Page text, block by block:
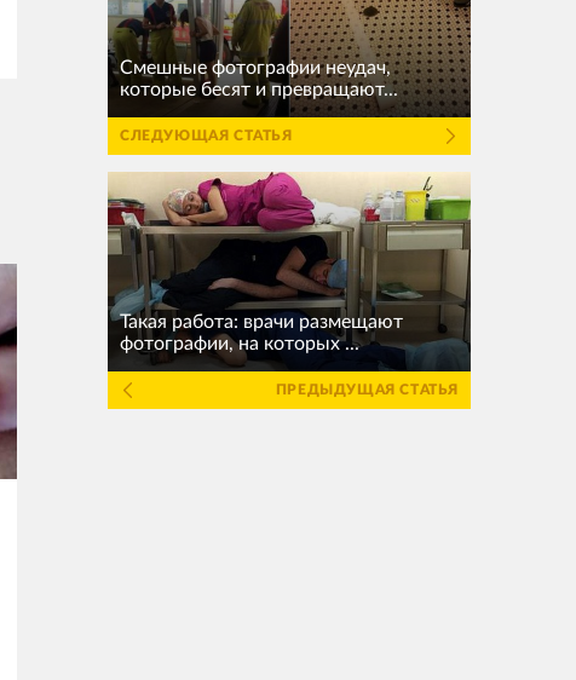
Смешные фотографии неудач,
которые бесят и превращают...
СЛЕДУЮЩАЯ СТАТЬЯ
Такая работа: врачи размещают
фотографии, на которых ...
ПРЕДЫДУЩАЯ СТАТЬЯ